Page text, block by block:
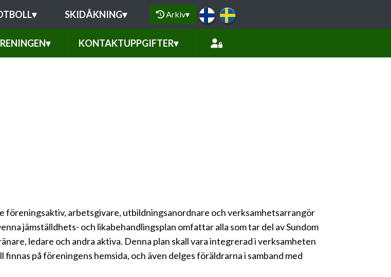
▾ SKIDÅKNING▾ Arkiv▾
▾ KONTAKTUPPGIFTER▾
föreningsaktiv, arbetsgivare, utbildningsanordnare och verksamhetsarrangör
jämställdhets- och likabehandlingsplan omfattar alla som tar del av Sundom
ledare och andra aktiva. Denna plan skall vara integrerad i verksamheten
på föreningens hemsida, och även delges föräldrarna i samband med